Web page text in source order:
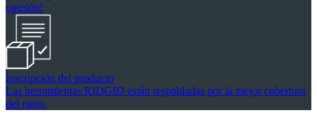
opinión!
Inscripción del producto
Las herramientas RIDGID están respaldadas por la mejor cobertura
del ramo.